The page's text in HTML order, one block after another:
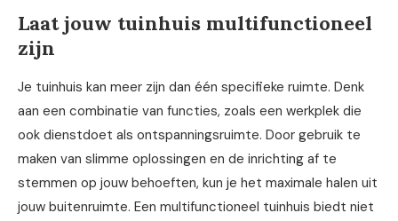
Laat jouw tuinhuis multifunctioneel
zijn
Je tuinhuis kan meer zijn dan één specifieke ruimte. Denk
aan een combinatie van functies, zoals een werkplek die
ook dienstdoet als ontspanningsruimte. Door gebruik te
maken van slimme oplossingen en de inrichting af te
stemmen op jouw behoeften, kun je het maximale halen uit
jouw buitenruimte. Een multifunctioneel tuinhuis biedt niet